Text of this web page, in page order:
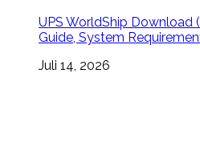
UPS WorldShip Download
Guide, System
Juli 14, 2026